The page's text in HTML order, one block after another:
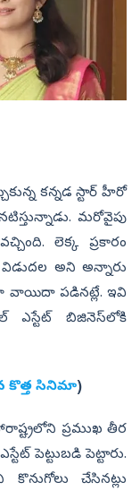
కన్నడ ‍స్టార్ హీరో
మరోవైపు
లెక్క ప్రకారం
అని అన్నారు
వాయిదా పడినట్లే. ఇవి
బిజినెస్‌లోకి
కొత్త సినిమా)
ప్రముఖ తీర
పెట్టుబడి పెట్టారు.
చేసినట్లు